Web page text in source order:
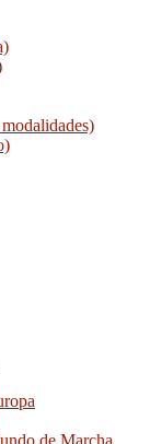
de Marcha